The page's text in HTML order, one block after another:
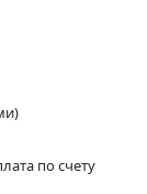
по счету